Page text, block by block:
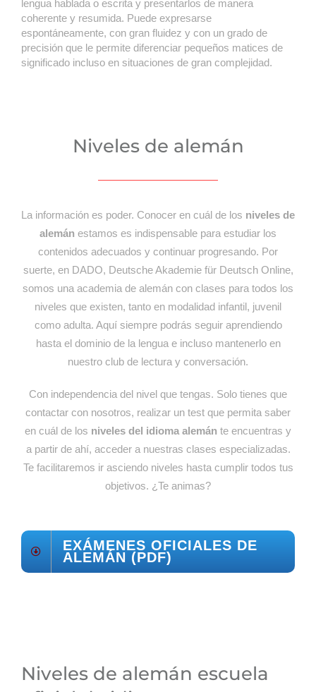
lengua hablada o escrita y presentarlos de manera
coherente y resumida. Puede expresarse
espontáneamente, con gran fluidez y con un grado de
precisión que le permite diferenciar pequeños matices de
significado incluso en situaciones de gran complejidad.
Niveles de alemán
La información es poder. Conocer en cuál de los niveles de
alemán estamos es indispensable para estudiar los
contenidos adecuados y continuar progresando. Por
suerte, en DADO, Deutsche Akademie für Deutsch Online,
somos una academia de alemán con clases para todos los
niveles que existen, tanto en modalidad infantil, juvenil
como adulta. Aquí siempre podrás seguir aprendiendo
hasta el dominio de la lengua e incluso mantenerlo en
nuestro club de lectura y conversación.
Con independencia del nivel que tengas. Solo tienes que
contactar con nosotros, realizar un test que permita saber
en cuál de los niveles del idioma alemán te encuentras y
a partir de ahí, acceder a nuestras clases especializadas.
Te facilitaremos ir asciendo niveles hasta cumplir todos tus
objetivos. ¿Te animas?
EXÁMENES OFICIALES DE
ALEMÁN (PDF)
Niveles de alemán escuela